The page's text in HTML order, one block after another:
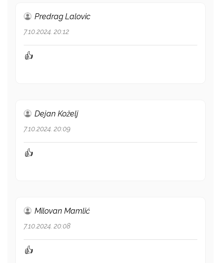
Predrag Lalovic
7.10.2024. 20:12
👍
Dejan Koželj
7.10.2024. 20:09
👍
Milovan Mamlić
7.10.2024. 20:08
👍